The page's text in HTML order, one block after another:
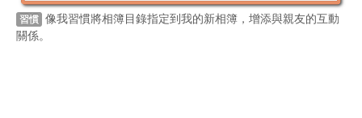
習慣 像我習慣將相簿目錄指定到我的新相簿，增添與親友的互動
關係。